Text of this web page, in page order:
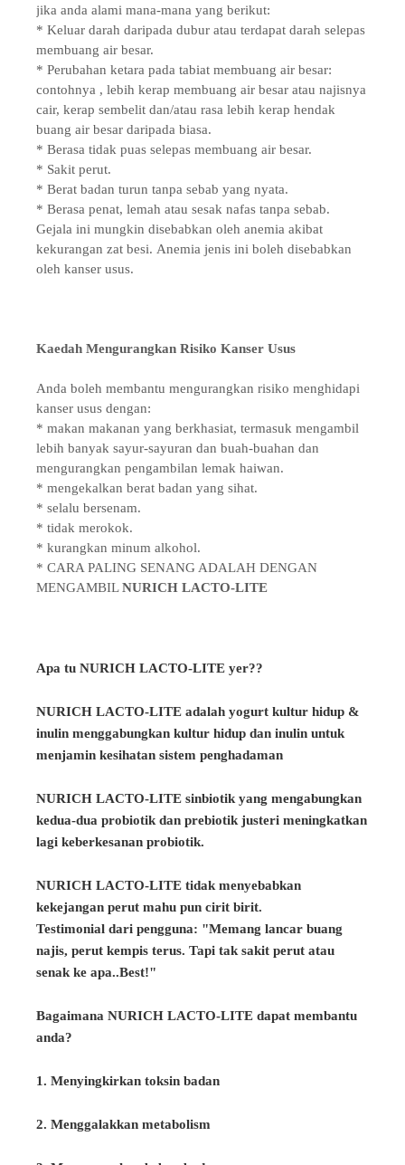
jika anda alami mana-mana yang berikut:
* Keluar darah daripada dubur atau terdapat darah selepas
membuang air besar.
* Perubahan ketara pada tabiat membuang air besar:
contohnya , lebih kerap membuang air besar atau najisnya
cair, kerap sembelit dan/atau rasa lebih kerap hendak
buang air besar daripada biasa.
* Berasa tidak puas selepas membuang air besar.
* Sakit perut.
* Berat badan turun tanpa sebab yang nyata.
* Berasa penat, lemah atau sesak nafas tanpa sebab.
Gejala ini mungkin disebabkan oleh anemia akibat
kekurangan zat besi. Anemia jenis ini boleh disebabkan
oleh kanser usus.
Kaedah Mengurangkan Risiko Kanser Usus
Anda boleh membantu mengurangkan risiko menghidapi
kanser usus dengan:
* makan makanan yang berkhasiat, termasuk mengambil
lebih banyak sayur-sayuran dan buah-buahan dan
mengurangkan pengambilan lemak haiwan.
* mengekalkan berat badan yang sihat.
* selalu bersenam.
* tidak merokok.
* kurangkan minum alkohol.
* CARA PALING SENANG ADALAH DENGAN
MENGAMBILNURICH LACTO-LITE
Apa tu NURICH LACTO-LITE yer??
NURICH LACTO-LITE adalah yogurt kultur hidup &
inulin menggabungkan kultur hidup dan inulin untuk
menjamin kesihatan sistem penghadaman
NURICH LACTO-LITE sinbiotik yang mengabungkan
kedua-dua probiotik dan prebiotik justeri meningkatkan
lagi keberkesanan probiotik.
NURICH LACTO-LITE tidak menyebabkan
kekejangan perut mahu pun cirit birit.
Testimonial dari pengguna: "Memang lancar buang
najis, perut kempis terus. Tapi tak sakit perut atau
senak ke apa..Best!"
Bagaimana NURICH LACTO-LITE dapat membantu
anda?
1. Menyingkirkan toksin badan
2. Menggalakkan metabolism